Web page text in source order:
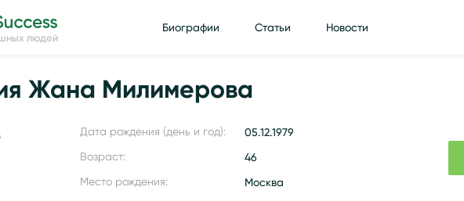
людей
Биографии Статьи Новости
Жана Милимерова
Дата рождения (день и год): 05.12.1979
Возраст: 46
Место рождения: Москва